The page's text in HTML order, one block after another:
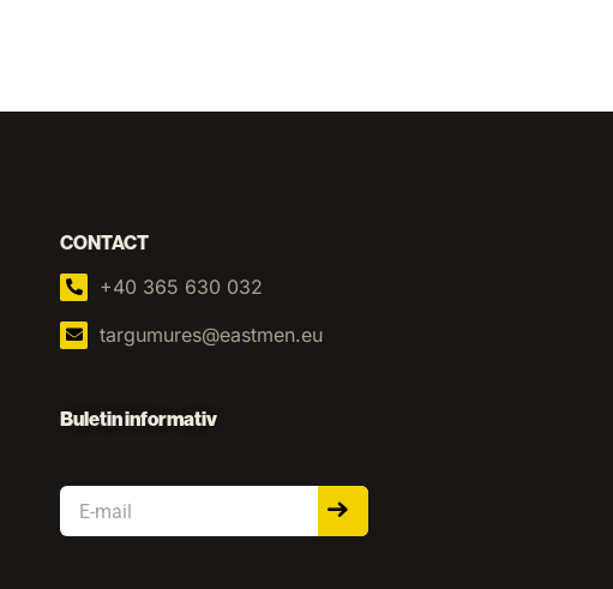
CONTACT
+40 365 630 032
targumures@eastmen.eu
Buletin informativ